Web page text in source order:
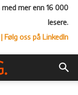
mer enn 16 000
lesere.
Følg oss på LinkedIn